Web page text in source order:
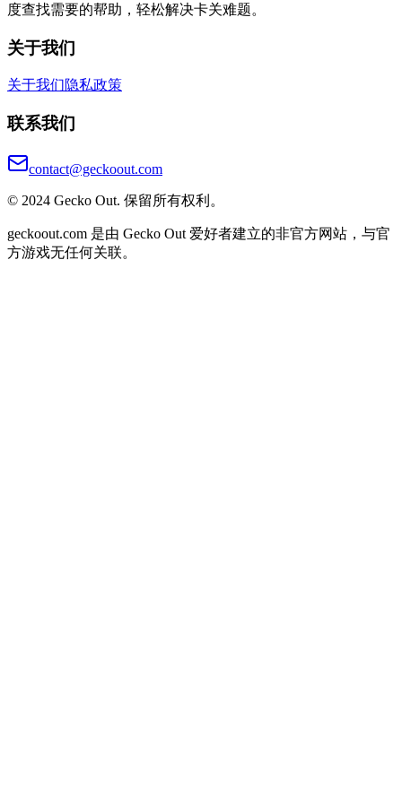
度查找需要的帮助，轻松解决卡关难题。
关于我们
关于我们隐私政策
联系我们
contact@geckoout.com
© 2024 Gecko Out. 保留所有权利。
geckoout.com 是由 Gecko Out 爱好者建立的非官方网站，与官
方游戏无任何关联。